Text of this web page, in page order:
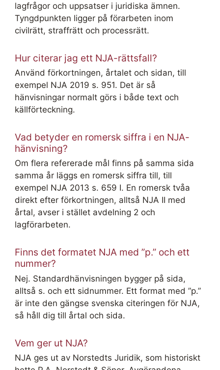
lagfrågor och uppsatser i juridiska ämnen.
Tyngdpunkten ligger på förarbeten inom
civilrätt, straffrätt och processrätt.
Hur citerar jag ett NJA-rättsfall?
Använd förkortningen, årtalet och sidan, till
exempel NJA 2019 s. 951. Det är så
hänvisningar normalt görs i både text och
källförteckning.
Vad betyder en romersk siffra i en NJA-
hänvisning?
Om flera refererade mål finns på samma sida
samma år läggs en romersk siffra till, till
exempel NJA 2013 s. 659 I. En romersk tvåa
direkt efter förkortningen, alltså NJA II med
årtal, avser i stället avdelning 2 och
lagförarbeten.
Finns det formatet NJA med ”p.” och ett
nummer?
Nej. Standardhänvisningen bygger på sida,
alltså s. och ett sidnummer. Ett format med ”p.”
är inte den gängse svenska citeringen för NJA,
så håll dig till årtal och sida.
Vem ger ut NJA?
NJA ges ut av Norstedts Juridik, som historiskt